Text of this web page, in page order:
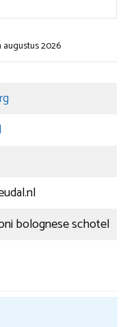
augustus 2026
bolognese schotel